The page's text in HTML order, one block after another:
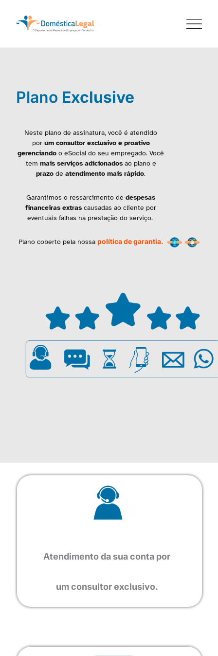
Plano Exclusive
Neste plano de assinatura, você é atendido
por um consultor exclusivo e proativo
gerenciandoo eSocial do seu empregado. Você
tem mais serviços adicionadosao plano e
prazo deatendimento mais rápido.
Garantimos o ressarcimento de despesas
financeiras extrascausadas ao cliente por
eventuais falhas na prestação do serviço.
Plano coberto pela nossa política de garantia.
Atendimento da sua conta por
um consultor exclusivo.